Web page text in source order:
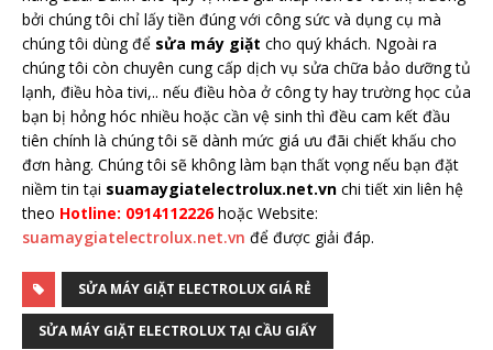
bởi chúng tôi chỉ lấy tiền đúng với công sức và dụng cụ mà
chúng tôi dùng để sửa máy giặt cho quý khách. Ngoài ra
chúng tôi còn chuyên cung cấp dịch vụ sửa chữa bảo dưỡng tủ
lạnh, điều hòa tivi,.. nếu điều hòa ở công ty hay trường học của
bạn bị hỏng hóc nhiều hoặc cần vệ sinh thì đều cam kết đầu
tiên chính là chúng tôi sẽ dành mức giá ưu đãi chiết khấu cho
đơn hàng. Chúng tôi sẽ không làm bạn thất vọng nếu bạn đặt
niềm tin tại suamaygiatelectrolux.net.vn chi tiết xin liên hệ
theo Hotline: 0914112226hoặc Website:
suamaygiatelectrolux.net.vn để được giải đáp.
SỬA MÁY GIẶT ELECTROLUX GIÁ RẺ
SỬA MÁY GIẶT ELECTROLUX TẠI CẦU GIẤY